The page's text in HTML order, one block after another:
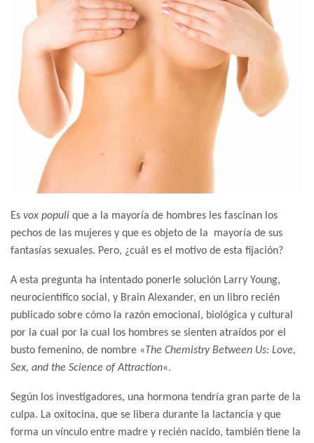
Es vox populi que a la mayoría de hombres les fascinan los
pechos de las mujeres y que es objeto de la mayoría de sus
fantasías sexuales. Pero, ¿cuál es el motivo de esta fijación?
A esta pregunta ha intentado ponerle solución Larry Young,
neurocientífico social, y Brain Alexander, en un libro recién
publicado sobre cómo la razón emocional, biológica y cultural
por la cual por la cual los hombres se sienten atraídos por el
busto femenino, de nombre «The Chemistry Between Us: Love,
Sex, and the Science of Attraction«.
Según los investigadores, una hormona tendría gran parte de la
culpa. La oxitocina, que se libera durante la lactancia y que
forma un vínculo entre madre y recién nacido, también tiene la